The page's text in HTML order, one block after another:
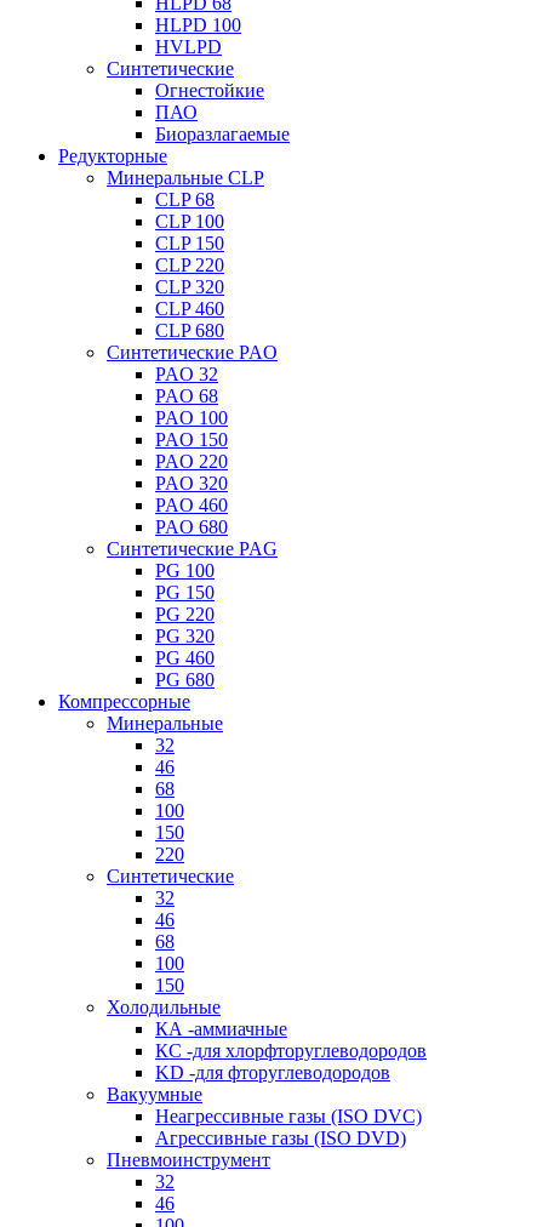
HLPD 100
HVLPD
Синтетические
Огнестойкие
ПАО
Биоразлагаемые
Редукторные
Минеральные CLP
CLP 68
CLP 100
CLP 150
CLP 220
CLP 320
CLP 460
CLP 680
Синтетические PAO
PAO 32
PAO 68
PAO 100
PAO 150
PAO 220
PAO 320
PAO 460
PAO 680
Синтетические PAG
PG 100
PG 150
PG 220
PG 320
PG 460
PG 680
Компрессорные
Минеральные
32
46
68
100
150
220
Синтетические
32
46
68
100
150
Холодильные
КА -аммиачные
КС -для хлорфторуглеводородов
KD -для фторуглеводородов
Вакуумные
Неагрессивные газы (ISO DVC)
Агрессивные газы (ISO DVD)
Пневмоинструмент
32
46